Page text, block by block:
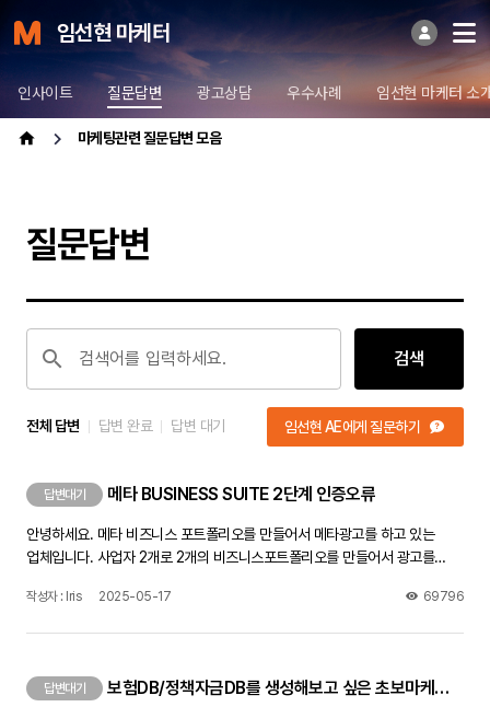
임선현 마케터
인사이트 질문답변 광고상담 우수사례 임선현 마케터 소
마케팅관련 질문답변 모음
질문답변
검색어를 입력하세요. 검색
전체 답변 답변 완료 답변 대기 임선현 AE에게 질문하기
답변대기 메타 BUSINESS SUITE 2단계 인증오류
안녕하세요. 메타 비즈니스 포트폴리오를 만들어서 메타광고를 하고 있는
업체입니다. 사업자 2개로 2개의 비즈니스포트폴리오를 만들어서 광고를
필요하다며 페이지에 들어갈 수가 없네요. 제 개인계정이나 광고관리자 페이지
오지 않습니다. 전화번호 설정 제대로 되었는지 다 확인했는데도 안됩니다.
작성자 : Iris 2025-05-17 69796
답변대기 보험DB/정책자금DB를 생성해보고 싶은 초보마케터 입니다!